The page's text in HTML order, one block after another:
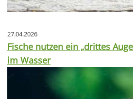
27.04.2026
Fische nutzen ein „drittes
im Wasser